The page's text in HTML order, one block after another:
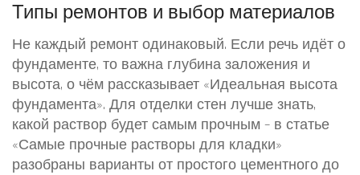
Типы ремонтов и выбор материалов
Не каждый ремонт одинаковый. Если речь идёт о
фундаменте, то важна глубина заложения и
высота, о чём рассказывает «Идеальная высота
фундамента». Для отделки стен лучше знать,
какой раствор будет самым прочным – в статье
«Самые прочные растворы для кладки»
разобраны варианты от простого цементного до